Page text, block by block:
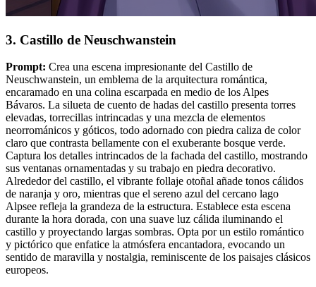
3. Castillo de Neuschwanstein
Prompt: Crea una escena impresionante del Castillo de
Neuschwanstein, un emblema de la arquitectura romántica,
encaramado en una colina escarpada en medio de los Alpes
Bávaros. La silueta de cuento de hadas del castillo presenta torres
elevadas, torrecillas intrincadas y una mezcla de elementos
neorrománicos y góticos, todo adornado con piedra caliza de color
claro que contrasta bellamente con el exuberante bosque verde.
Captura los detalles intrincados de la fachada del castillo, mostrando
sus ventanas ornamentadas y su trabajo en piedra decorativo.
Alrededor del castillo, el vibrante follaje otoñal añade tonos cálidos
de naranja y oro, mientras que el sereno azul del cercano lago
Alpsee refleja la grandeza de la estructura. Establece esta escena
durante la hora dorada, con una suave luz cálida iluminando el
castillo y proyectando largas sombras. Opta por un estilo romántico
y pictórico que enfatice la atmósfera encantadora, evocando un
sentido de maravilla y nostalgia, reminiscente de los paisajes clásicos
europeos.